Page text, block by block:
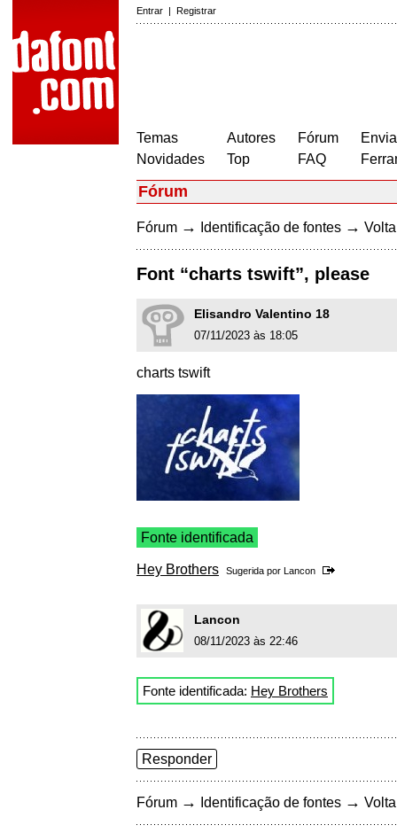
Entrar | Registrar
Temas
Novidades
Autores
Top
Fórum
FAQ
Fórum
Fórum → Identificação de fontes →
Font “charts tswift”, please
Elisandro Valentino 18
07/11/2023 às 18:05
charts tswift
Fonte identificada
Hey Brothers Sugerida por Lancon
Lancon
08/11/2023 às 22:46
Fonte identificada: Hey Brothers
Responder
Fórum → Identificação de fontes →